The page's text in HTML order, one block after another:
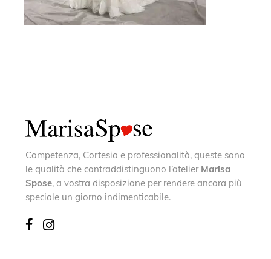
Competenza, Cortesia e professionalità, queste sono
le qualità che contraddistinguono l’atelier Marisa
Spose, a vostra disposizione per rendere ancora più
speciale un giorno indimenticabile.